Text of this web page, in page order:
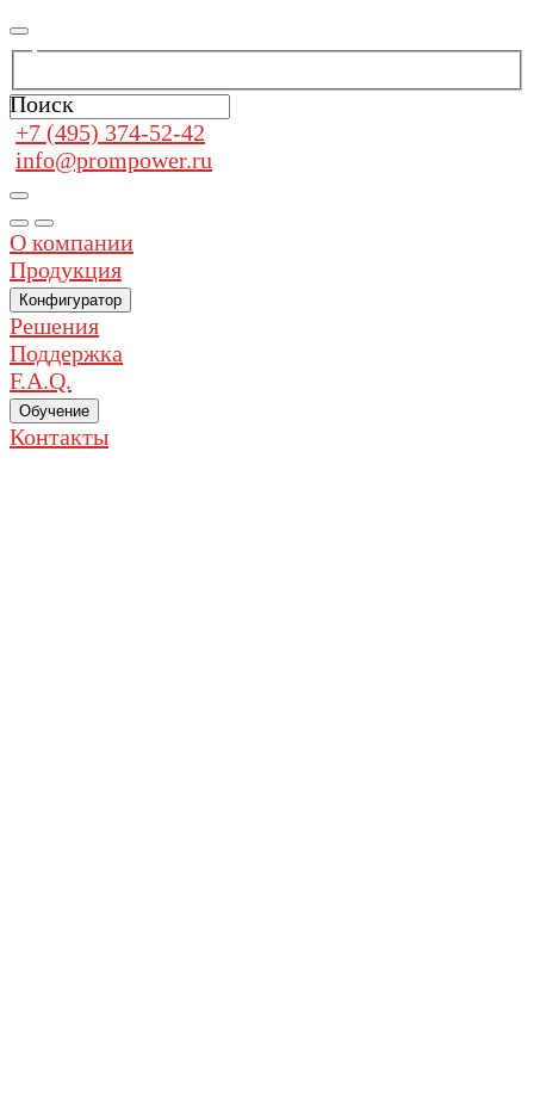
Поиск
+7 (495) 374-52-42
info@prompower.ru
О компании
Продукция
Конфигуратор
Решения
Поддержка
F.A.Q.
Обучение
Контакты